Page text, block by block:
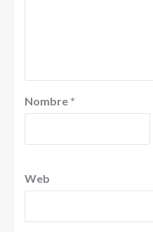
Nombre *
Web